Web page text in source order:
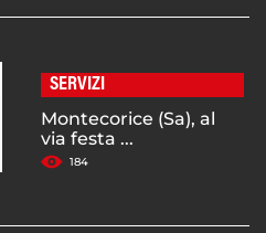
SERVIZI
Montecorice (Sa), al
via festa ...
184